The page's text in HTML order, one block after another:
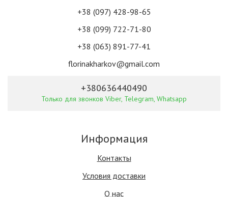
+38 (097) 428-98-65
+38 (099) 722-71-80
+38 (063) 891-77-41
florinakharkov@gmail.com
+380636440490
Только для звонков Viber, Telegram, Whatsapp
Информация
Контакты
Условия доставки
О нас